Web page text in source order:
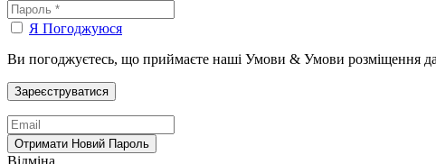
Я Погоджуюся
Ви погоджуєтесь, що приймаєте наші Умови & Умови розміщення
Відміна